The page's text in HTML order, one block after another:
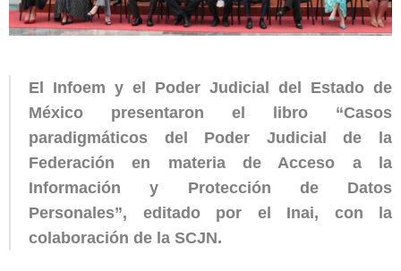
El Infoem y el Poder Judicial del Estado de
México presentaron el libro “Casos
paradigmáticos del Poder Judicial de la
Federación en materia de Acceso a la
Información y Protección de Datos
Personales”, editado por el Inai, con la
colaboración de la SCJN.